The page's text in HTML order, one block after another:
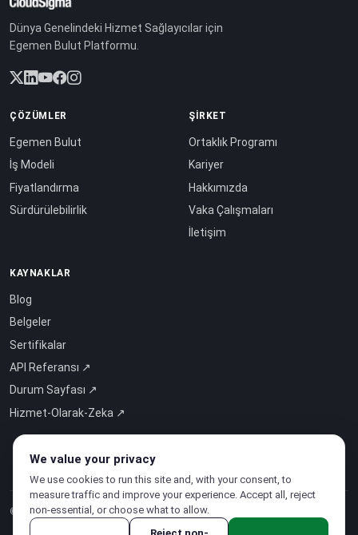
Dünya Genelindeki Hizmet Sağlayıcılar için
Egemen Bulut Platformu.
ÇÖZÜMLER
Egemen Bulut
İş Modeli
Fiyatlandırma
Sürdürülebilirlik
ŞIRKET
Ortaklık Programı
Kariyer
Hakkımızda
Vaka Çalışmaları
İletişim
KAYNAKLAR
Blog
Belgeler
Sertifikalar
API Referansı ↗
Durum Sayfası ↗
Hizmet-Olarak-Zeka ↗
© 2026 CloudSigma Holding AG.Tüm hakları saklıdır
We value your privacy
We use cookies to run this site and, with your consent, to
measure traffic and improve your experience. Accept all, reject
non-essential, or choose what to allow.